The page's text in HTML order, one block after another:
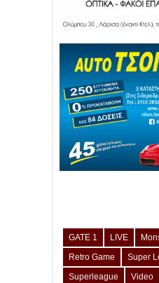
GATE 1 LIVE
Retro Game
Super
Superleague
Video